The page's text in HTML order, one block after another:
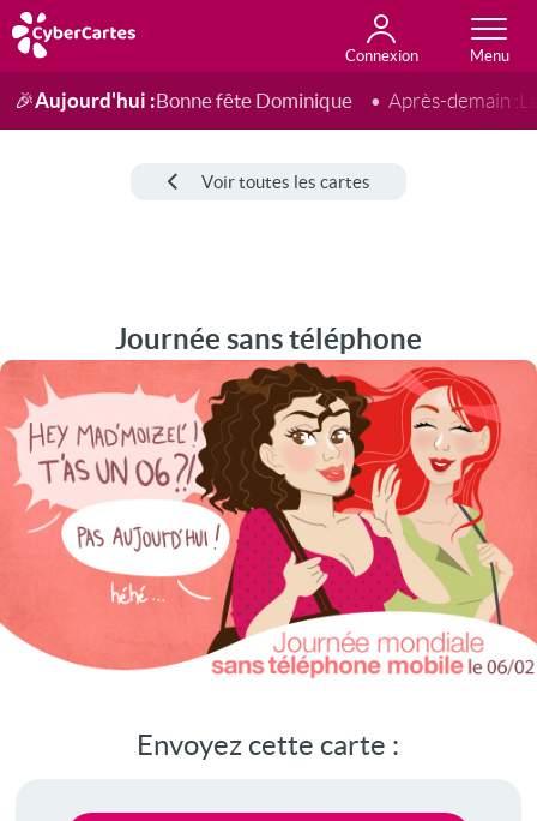
Connexion
Anniversaire
Fête du jour
Amour
Amitié
Merci
Toutes les cartes
🎉Aujourd'hui :Bonne fête Dominique Après-demain :
Voir toutes les cartes
Journée sans téléphone
Envoyez cette carte :